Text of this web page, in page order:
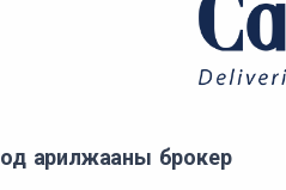
арилжааны брокер